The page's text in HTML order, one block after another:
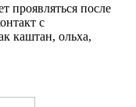
проявляться после
с
каштан, ольха,